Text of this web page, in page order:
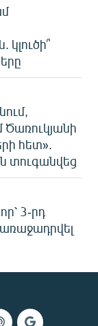
կլուծի՞
Ծառուկյանի
հետ».
տուգանվեց
3-րդ